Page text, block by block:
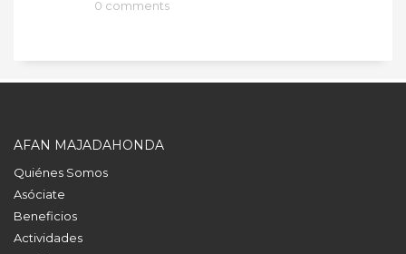
0 comments
AFAN MAJADAHONDA
Quiénes Somos
Asóciate
Beneficios
Actividades